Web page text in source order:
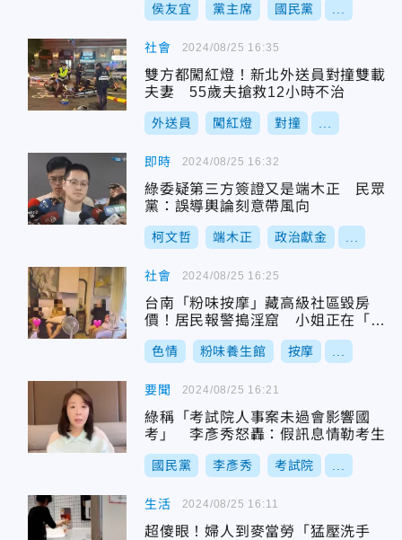
侯友宜 黨主席 國民黨
社會
雙方都闖紅燈！新北外送員對撞雙載
夫妻 55歲夫搶救12小時不治
外送員 闖紅燈 對撞
2024/08/25 16:35
即時
綠委疑第三方簽證又是端木正 民眾
黨：誤導輿論刻意帶風向
柯文哲 端木正 政治獻金
2024/08/25 16:32
社會
台南「粉味按摩」藏高級社區毀房
價！居民報警搗淫窟 小姐正在「0.
3」
色情 粉味養生館 按摩
2024/08/25 16:25
要聞
綠稱「考試院人事案未過會影響國
考」 李彥秀怒轟：假訊息情勒考生
國民黨 李彥秀 考試院
2024/08/25 16:21
生活
超傻眼！婦人到麥當勞「猛壓洗手
2024/08/25 16:11